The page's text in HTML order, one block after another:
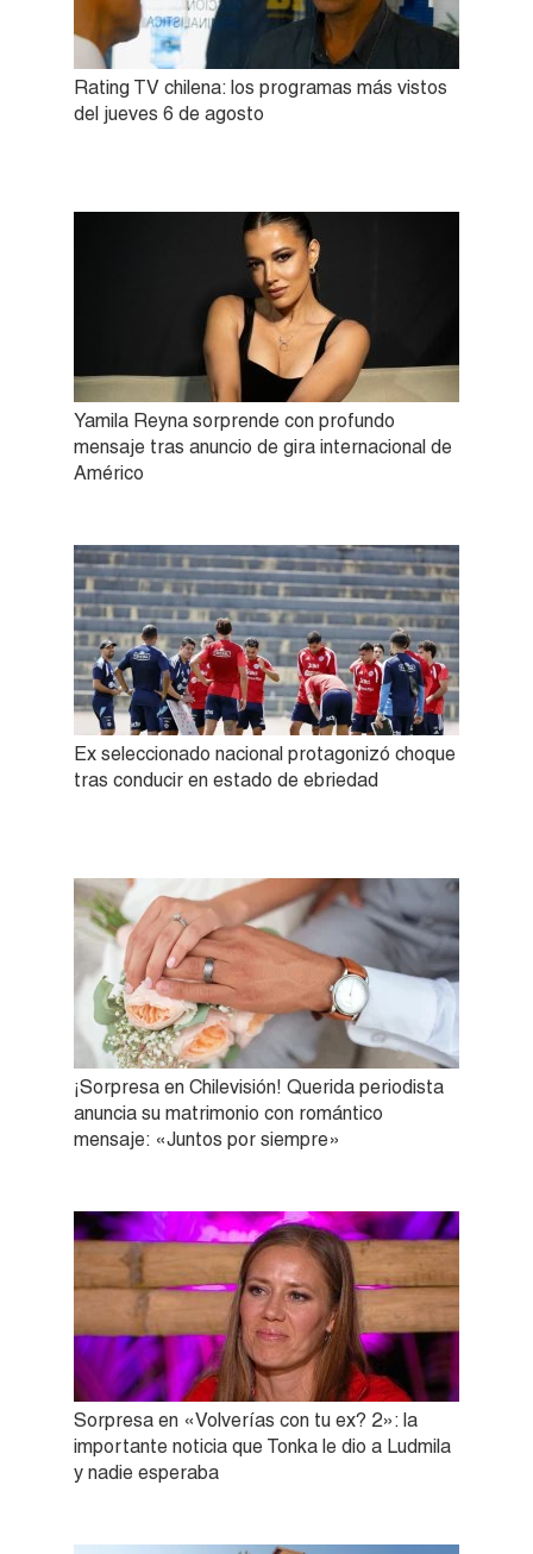
Rating TV chilena: los programas más vistos
del jueves 6 de agosto
Yamila Reyna sorprende con profundo
mensaje tras anuncio de gira internacional de
Américo
Ex seleccionado nacional protagonizó choque
tras conducir en estado de ebriedad
¡Sorpresa en Chilevisión! Querida periodista
anuncia su matrimonio con romántico
mensaje: «Juntos por siempre»
Sorpresa en «Volverías con tu ex? 2»: la
importante noticia que Tonka le dio a Ludmila
y nadie esperaba